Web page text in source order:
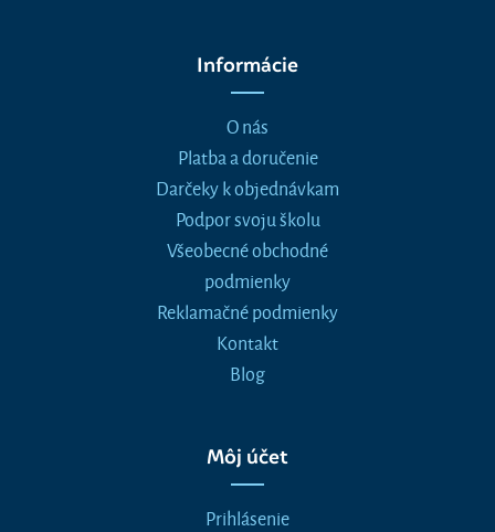
Informácie
O nás
Platba a doručenie
Darčeky k objednávkam
Podpor svoju školu
Všeobecné obchodné
podmienky
Reklamačné podmienky
Kontakt
Blog
Môj účet
Prihlásenie